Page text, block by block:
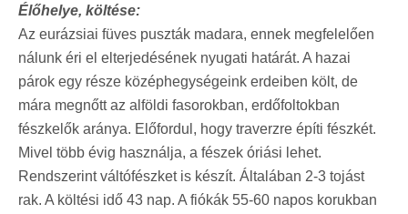
Élőhelye, költése:
Az eurázsiai füves puszták madara, ennek megfelelően
nálunk éri el elterjedésének nyugati határát. A hazai
párok egy része középhegységeink erdeiben költ, de
mára megnőtt az alföldi fasorokban, erdőfoltokban
fészkelők aránya. Előfordul, hogy traverzre építi fészkét.
Mivel több évig használja, a fészek óriási lehet.
Rendszerint váltófészket is készít. Általában 2-3 tojást
rak. A költési idő 43 nap. A fiókák 55-60 napos korukban